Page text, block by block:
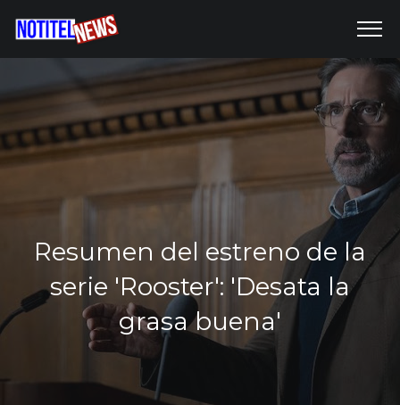
Resumen del estreno de la
serie 'Rooster': 'Desata la
grasa buena'